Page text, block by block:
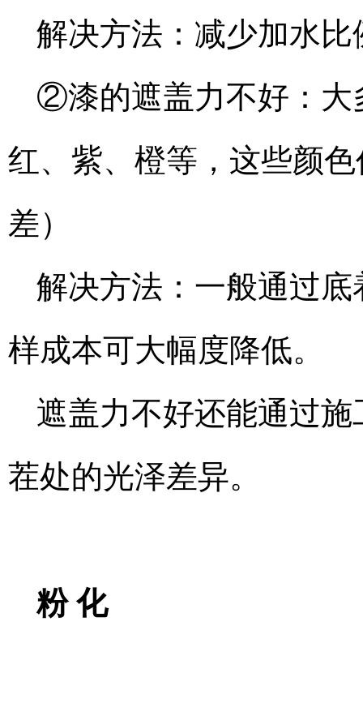
解决方法：减少加水比
②漆的遮盖力不好：大
红、紫、橙等，这些颜
差）
解决方法：一般通过
样成本可大幅度降低。
遮盖力不好还能通过
茬处的光泽差异。
粉 化